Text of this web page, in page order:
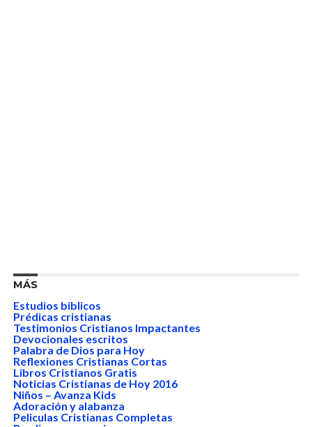
MÁS
Estudios biblicos
Prédicas cristianas
Testimonios Cristianos Impactantes
Devocionales escritos
Palabra de Dios para Hoy
Reflexiones Cristianas Cortas
Libros Cristianos Gratis
Noticias Cristianas de Hoy 2016
Niños – Avanza Kids
Adoración y alabanza
Peliculas Cristianas Completas